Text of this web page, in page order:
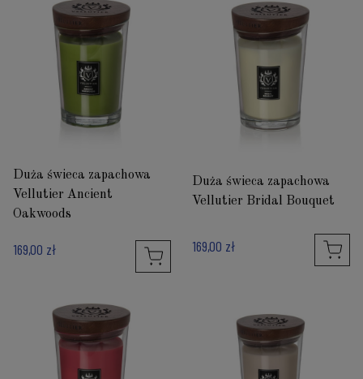
Duża świeca zapachowa
Vellutier Ancient
Oakwoods
169,00 zł
Duża świeca zapachowa
Vellutier Bridal Bouquet
169,00 zł